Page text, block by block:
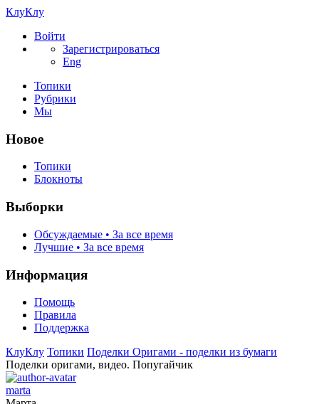
КлуКлу
Войти
Зарегистрироваться
Eng
Топики
Рубрики
Мы
Новое
Топики
Блокноты
Выборки
Обсуждаемые • За все время
Лучшие • За все время
Информация
Помощь
Правила
Поддержка
КлуКлу Топики Поделки Оригами - поделки из бумаги
Поделки оригами, видео. Попугайчик
marta